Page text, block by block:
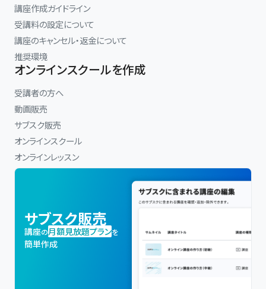
講座作成ガイドライン
受講料の設定について
講座のキャンセル・返金について
推奨環境
オンラインスクールを作成
受講者の方へ
動画販売
サブスク販売
オンラインスクール
オンラインレッスン
サブスク販売
講座の月額見放題プランを
簡単作成